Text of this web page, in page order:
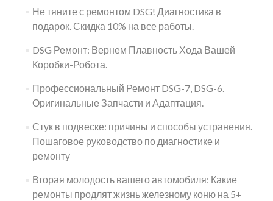
Не тяните с ремонтом DSG! Диагностика в
подарок. Скидка 10% на все работы.
DSG Ремонт: Вернем Плавность Хода Вашей
Коробки-Робота.
Профессиональный Ремонт DSG-7, DSG-6.
Оригинальные Запчасти и Адаптация.
Стук в подвеске: причины и способы устранения.
Пошаговое руководство по диагностике и
ремонту
Вторая молодость вашего автомобиля: Какие
ремонты продлят жизнь железному коню на 5+